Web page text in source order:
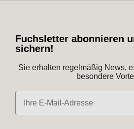
Fuchsletter abonnieren
sichern!
Sie erhalten regelmäßig News,
besondere
E-Mail